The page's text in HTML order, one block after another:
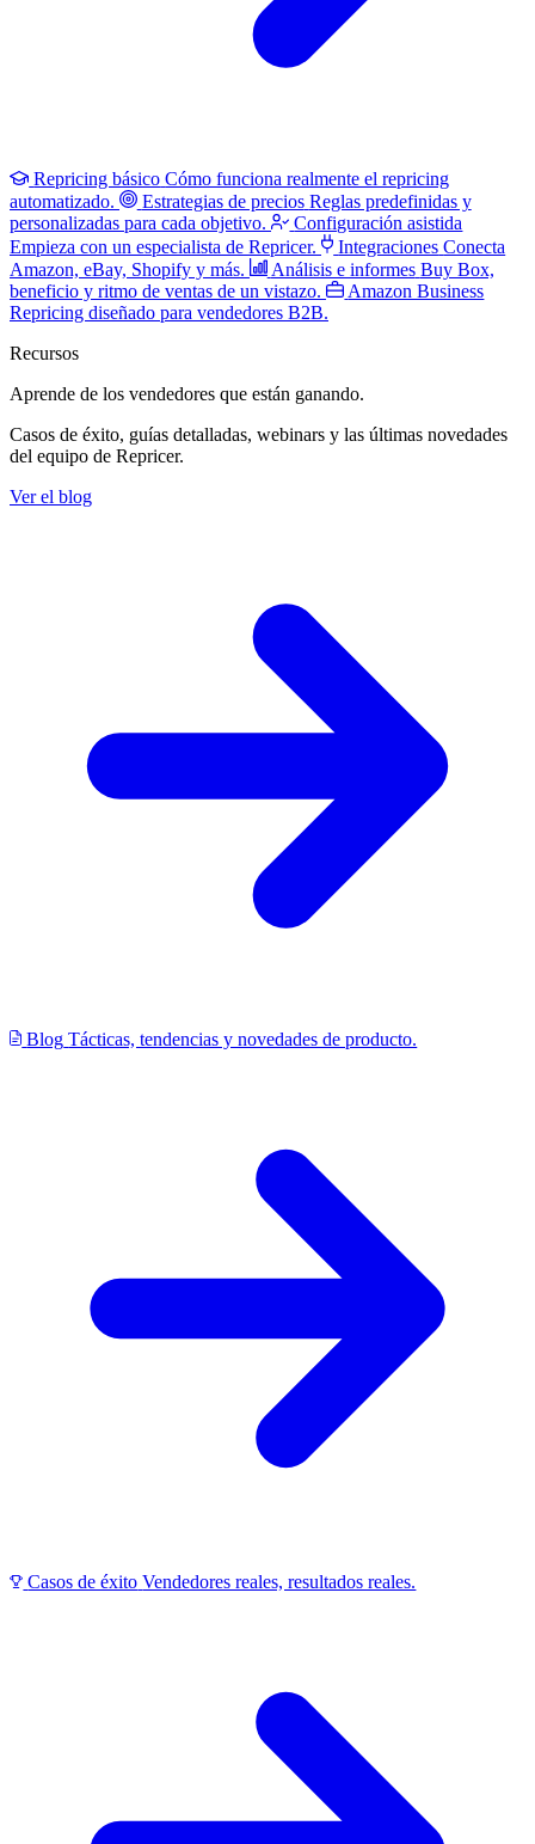
Repricing básico Cómo funciona realmente el repricing
automatizado.
Estrategias de precios Reglas predefinidas y
personalizadas para cada objetivo.
Configuración asistida
Empieza con un especialista de Repricer.
Integraciones Conecta
Amazon, eBay, Shopify y más.
Análisis e informes Buy Box,
beneficio y ritmo de ventas de un vistazo.
Amazon Business
Repricing diseñado para vendedores B2B.
Recursos
Aprende de los vendedores que están ganando.
Casos de éxito, guías detalladas, webinars y las últimas novedades
del equipo de Repricer.
Ver el blog
Blog Tácticas, tendencias y novedades de producto.
Casos de éxito Vendedores reales, resultados reales.